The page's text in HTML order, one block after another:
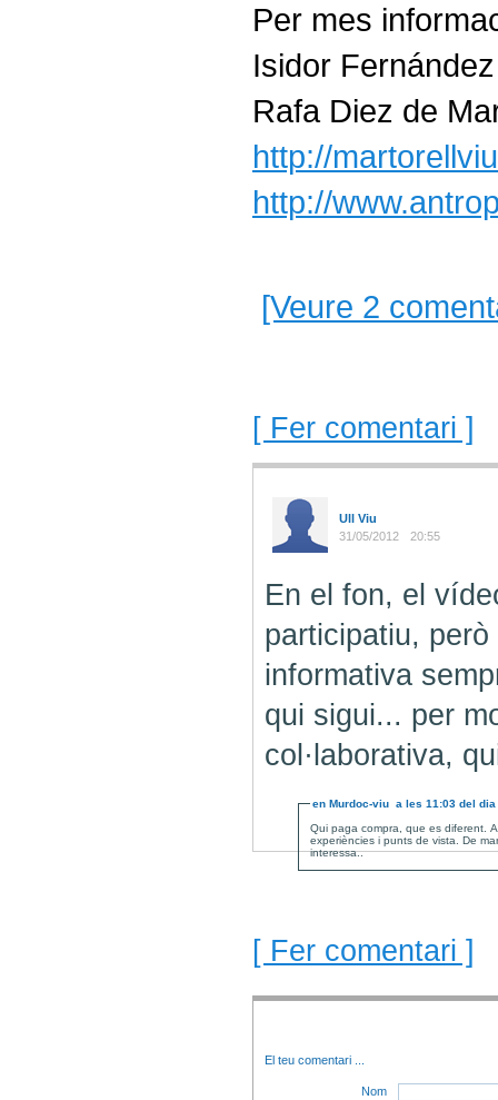
Per mes
Isidor
Rafa Diez de
http://
http://
[Veure 2
[ Fer comentari ]
Ull Viu
31/05/2012
20:55
En el fon, el
participatiu,
informativa
qui sigui... per
col·laborativa,
en Murdoc-viu a les11:03 del
Qui paga compra, que es diferent.
experiències i punts de vista. De
interessa..
[ Fer comentari ]
El teu comentari
Nom